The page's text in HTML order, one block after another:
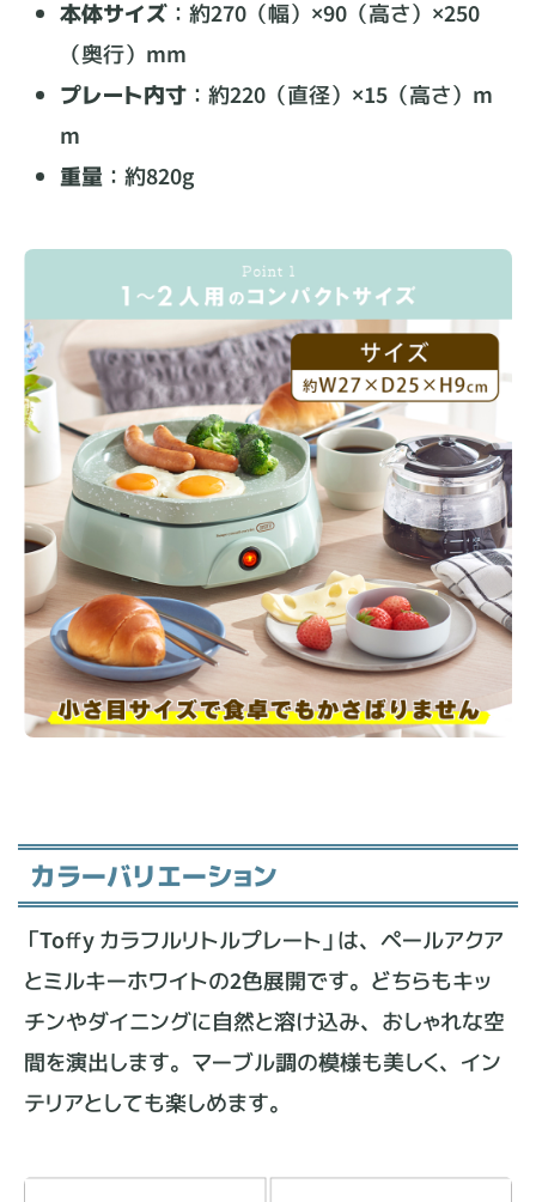
本体サイズ ：約270（幅）×90（高さ）×250
（奥行）mm
プレート内寸 ：約220（直径）×15（高さ）m
m
重量 ：約820g
カラーバリエーション
「Toffy カラフルリトルプレート」は、ペールアクア
とミルキーホワイトの2色展開です。どちらもキッ
チンやダイニングに自然と溶け込み、おしゃれな空
間を演出します。マーブル調の模様も美しく、イン
テリアとしても楽しめます。